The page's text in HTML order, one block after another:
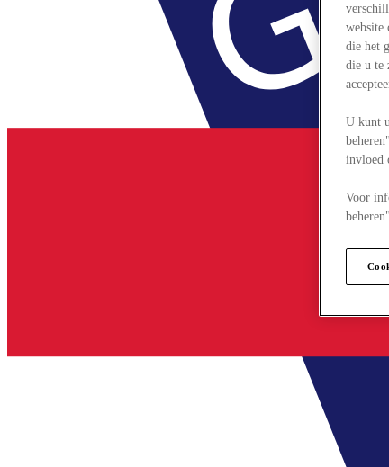
website
die het
die u te
U kunt
invloed
Voor